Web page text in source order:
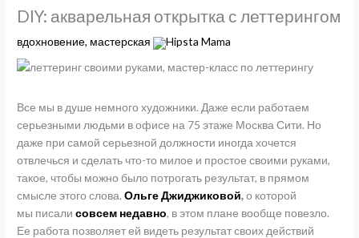
DIY: акварельная открытка с леттерингом
вдохновение, мастерская Hipsta Mama
Все мы в душе немного художники. Даже если работаем
серьезными людьми в офисе на 75 этаже Москва Сити. Но
даже при самой серьезной должности иногда хочется
отвлечься и сделать что-то милое и простое своими руками,
такое, чтобы можно было потрогать результат, в прямом
смысле этого слова.Ольге Джиджиковой,о которой
мы писалисовсем недавно, в этом плане вообще повезло.
Ее работа позволяет ей видеть результат своих действий